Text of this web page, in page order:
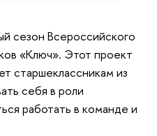
сезон Всероссийского
«Ключ». Этот проект
старшеклассникам из
себя в роли
работать в команде и